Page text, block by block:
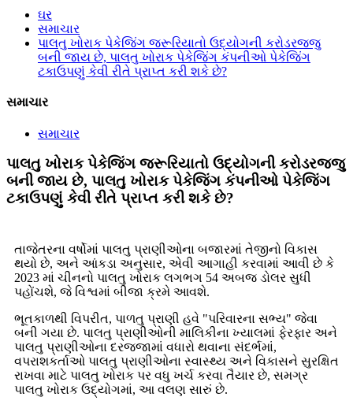
ઘર
સમાચાર
પાલતુ ખોરાક પેકેજિંગ જરૂરિયાતો ઉદ્યોગની કરોડરજ્જુ
બની જાય છે, પાલતુ ખોરાક પેકેજિંગ કંપનીઓ પેકેજિંગ
ટકાઉપણું કેવી રીતે પ્રાપ્ત કરી શકે છે?
સમાચાર
સમાચાર
પાલતુ ખોરાક પેકેજિંગ જરૂરિયાતો ઉદ્યોગની કરોડરજ્જુ
બની જાય છે, પાલતુ ખોરાક પેકેજિંગ કંપનીઓ પેકેજિંગ
ટકાઉપણું કેવી રીતે પ્રાપ્ત કરી શકે છે?
તાજેતરના વર્ષોમાં પાલતુ પ્રાણીઓના બજારમાં તેજીનો વિકાસ
થયો છે, અને આંકડા અનુસાર, એવી આગાહી કરવામાં આવી છે કે
2023 માં ચીનનો પાલતુ ખોરાક લગભગ 54 અબજ ડોલર સુધી
પહોંચશે, જે વિશ્વમાં બીજા ક્રમે આવશે.
ભૂતકાળથી વિપરીત, પાળતુ પ્રાણી હવે "પરિવારના સભ્ય" જેવા
બની ગયા છે. પાલતુ પ્રાણીઓની માલિકીના ખ્યાલમાં ફેરફાર અને
પાલતુ પ્રાણીઓના દરજ્જામાં વધારો થવાના સંદર્ભમાં,
વપરાશકર્તાઓ પાલતુ પ્રાણીઓના સ્વાસ્થ્ય અને વિકાસને સુરક્ષિત
રાખવા માટે પાલતુ ખોરાક પર વધુ ખર્ચ કરવા તૈયાર છે, સમગ્ર
પાલતુ ખોરાક ઉદ્યોગમાં, આ વલણ સારું છે.